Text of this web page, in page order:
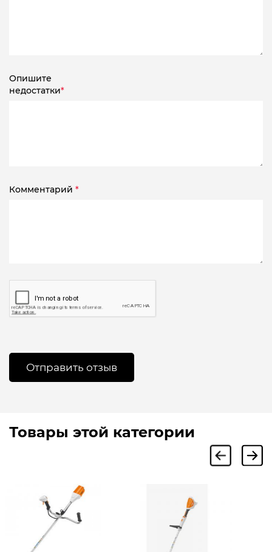
Опишите
недостатки*
Комментарий *
Товары этой категории